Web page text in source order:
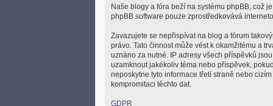
Naše blogy a fóra beží na systému phpBB, což
phpBB software pouze zprostředkovává
Zavazujete se nepřispívat na blog a fórum
právo. Tato činnost může vést k okamžitému a
uznáno za nutné. IP adresy všech příspěvků
uzamknout jakékoliv téma nebo příspěvek,
neposkytne tyto informace třetí straně nebo
kompromitaci těchto dat.
GDPR